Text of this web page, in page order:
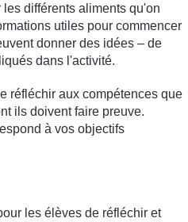
différents aliments qu'on
utiles pour commencer
donner des idées – de
dans l'activité.
réfléchir aux compétences que
ils doivent faire preuve.
à vos objectifs
les élèves de réfléchir et